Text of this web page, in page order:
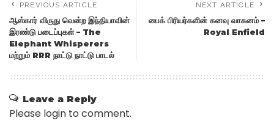
PREVIOUS ARTICLE
ஆஸ்கார் விருது வென்ற இந்தியாவின்
இரண்டு படைப்புகள் – The
Elephant Whisperers
மற்றும் RRR நாட்டு நாட்டு பாடல்
NEXT ARTICLE
பைக் பிரியர்களின் கனவு வாகனம் –
Royal Enfield
Leave a Reply
Please login to comment.